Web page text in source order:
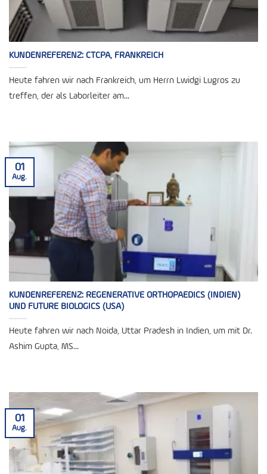
KUNDENREFERENZ: CTCPA, FRANKREICH
Heute fahren wir nach Frankreich, um Herrn Lwidgi Lugros zu
treffen, der als Laborleiter am...
KUNDENREFERENZ: REGENERATIVE ORTHOPAEDICS (INDIEN)
UND FUTURE BIOLOGICS (USA)
Heute fahren wir nach Noida, Uttar Pradesh in Indien, um mit Dr.
Ashim Gupta, MS...
01
Aug.
01
Aug.